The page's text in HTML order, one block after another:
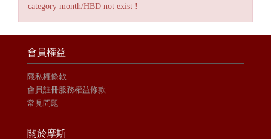
category month/HBD not exist !
會員權益
隱私權條款
會員註冊服務權益條款
常見問題
關於摩斯